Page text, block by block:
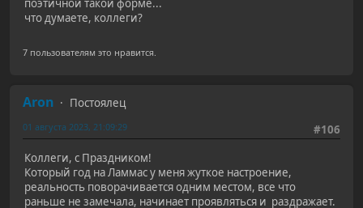
поэтичной такой форме...
что думаете, коллеги?
7 пользователям это нравится.
Aron
Постоялец
#106
01 августа 2023, 21:09:29
Коллеги, с Праздником!
Который год на Ламмас у меня жуткое настроение,
реальность поворачивается одним местом, все что
раньше не замечала, начинает проявляться и раздражает.